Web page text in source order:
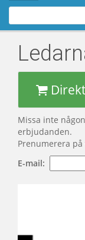
Sidor
När är
Missa inte
erbjudanden.
Prenumerera
E-mail: